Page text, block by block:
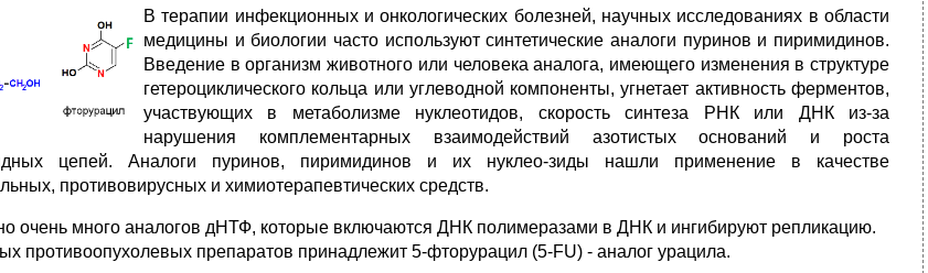
В терапии инфекционных и онкологических болезней, научных исследованиях в области
медицины и биологии часто используют синтетические аналоги пуринов и пиримидинов.
Введение в организм животного или человека аналога, имеющего изменения в структуре
гетероциклического кольца или углеводной компоненты, угнетает активность ферментов,
участвующих в метаболизме нуклеотидов, скорость синтеза РНК или ДНК из-за
нарушения комплементарных взаимодействий азотистых оснований и роста
цепей. Аналоги пуринов, пиримидинов и их нуклео-зиды нашли применение в качестве
противовирусных и химиотерапевтических средств.
очень много аналогов дНТФ, которые включаются ДНК полимеразами в ДНК и ингибируют репликацию.
противоопухолевых препаратов принадлежит 5-фторурацил (5-FU) - аналог урацила.